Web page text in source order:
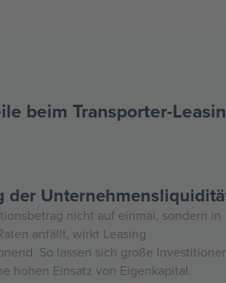
beim Transporter-
der
nicht auf einmal, sondern in
anfällt, wirkt Leasing
So lassen sich große
hohen Einsatz von Eigenkapital.